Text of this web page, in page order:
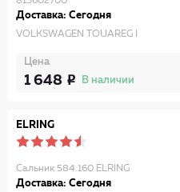
Доставка: Сегодня
VOLKSWAGEN TOUAREG I
Цена
1 648 В наличии
ELRING
Сальник 584.160 ELRING
Доставка: Сегодня